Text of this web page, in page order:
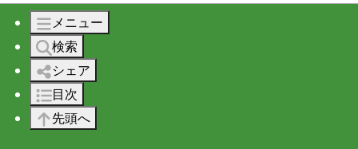
Twitter Developer アカウントの登録
プロジェクトの作成
認証と権限の設定
アクセストークンの取得
PHP設定例
メニュー
検索
シェア
目次
先頭へ